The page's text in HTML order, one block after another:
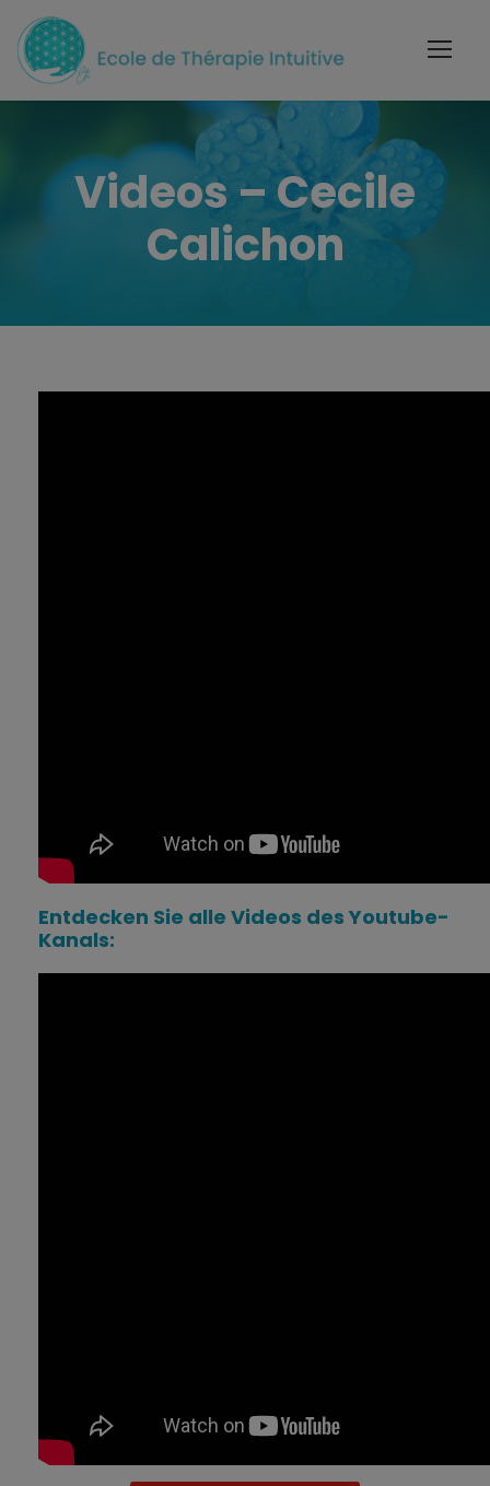
Videos – Cecile
Calichon
Entdecken Sie alle Videos des Youtube-
Kanals: